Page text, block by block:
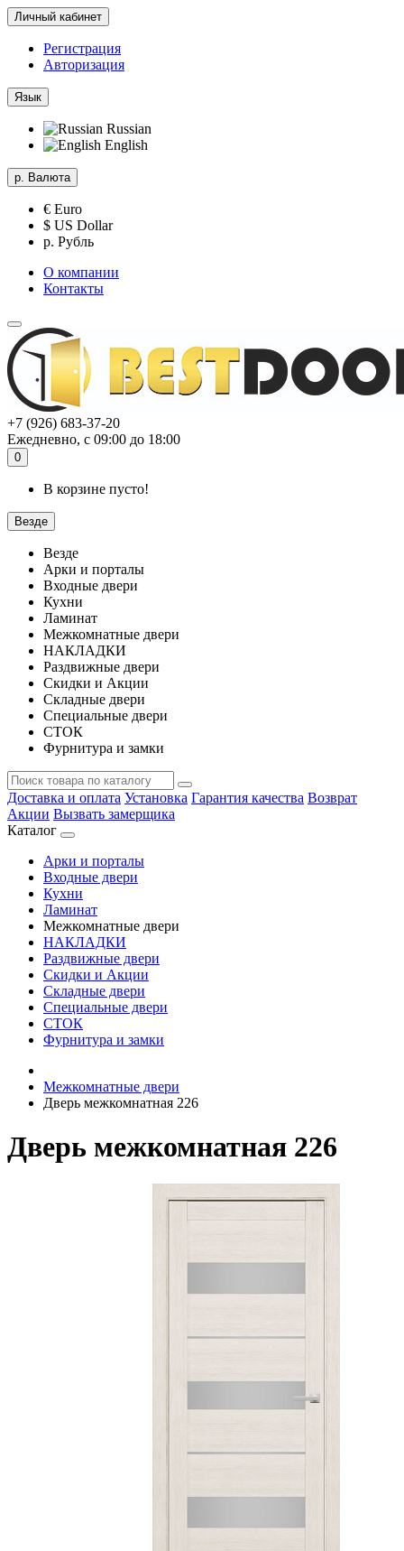
Личный кабинет
Регистрация
Авторизация
Язык
Russian
English
р. Валюта
€ Euro
$ US Dollar
р. Рубль
О компании
Контакты
+7 (926) 683-37-20
Ежедневно, с 09:00 до 18:00
0
В корзине пусто!
Везде
Везде
Арки и порталы
Входные двери
Кухни
Ламинат
Межкомнатные двери
НАКЛАДКИ
Раздвижные двери
Скидки и Акции
Складные двери
Специальные двери
СТОК
Фурнитура и замки
Доставка и оплата Установка Гарантия качества Возврат
Акции Вызвать замерщика
Каталог
Арки и порталы
Входные двери
Кухни
Ламинат
Межкомнатные двери
НАКЛАДКИ
Раздвижные двери
Скидки и Акции
Складные двери
Специальные двери
СТОК
Фурнитура и замки
Межкомнатные двери
Дверь межкомнатная 226
Дверь межкомнатная 226